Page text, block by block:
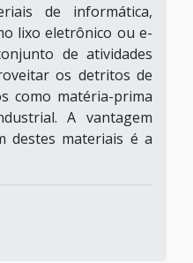
de informática,
lixo eletrônico ou e-
de atividades
os detritos de
como matéria-prima
A vantagem
destes materiais é a